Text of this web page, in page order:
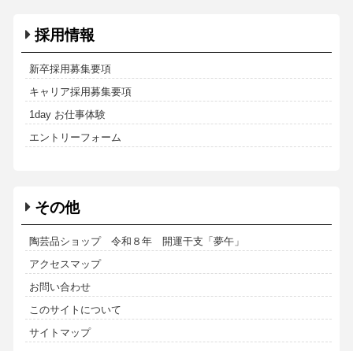
採用情報
新卒採用募集要項
キャリア採用募集要項
1day お仕事体験
エントリーフォーム
その他
陶芸品ショップ 令和８年 開運干支「夢午」
アクセスマップ
お問い合わせ
このサイトについて
サイトマップ